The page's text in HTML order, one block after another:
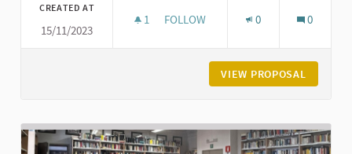
CREATED AT
15/11/2023
1 1 FOLLOWER
FOLLOW 0 0
VIEW PROPOSAL